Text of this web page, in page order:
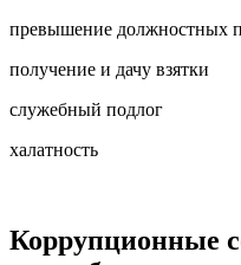
превышение должностных
получение и дачу взятки
служебный подлог
халатность
Коррупционные